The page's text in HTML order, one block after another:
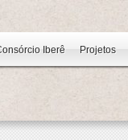
Iberê Projetos